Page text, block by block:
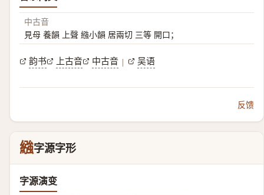
中古音
見母 養韻 上聲 繈小韻 居兩切 三等 開口；
韵书 上古音 中古音 | 吴语
反馈
繈字源字形
字源演变